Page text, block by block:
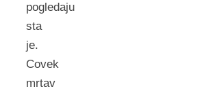
pogledaju
sta
je.
Covek
mrtav